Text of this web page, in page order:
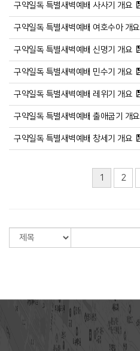
구약일독 특별새벽예배 사사기 개요
구약일독 특별새벽예배 여호수아 개요
구약일독 특별새벽예배 신명기 개요
구약일독 특별새벽예배 민수기 개요
구약일독 특별새벽예배 레위기 개요
구약일독 특별새벽예배 출애굽기 개요
구약일독 특별새벽예배 창세기 개요
1 2